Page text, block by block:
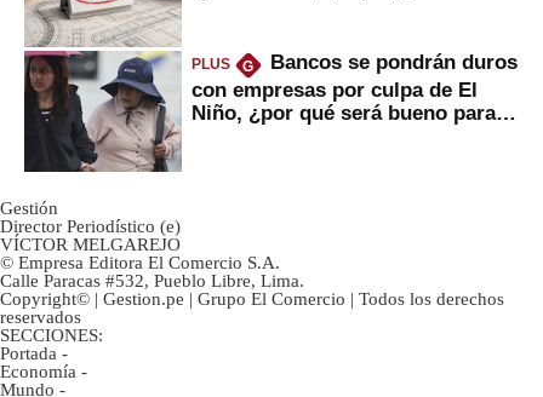
PLUS G
Bancos se pondrán duros
con empresas por culpa de El
Niño, ¿por qué será bueno para
Gestión
Director Periodístico (e)
VÍCTOR MELGAREJO
© Empresa Editora El Comercio S.A.
Calle Paracas #532, Pueblo Libre, Lima.
Copyright© | Gestion.pe | Grupo El Comercio | Todos los derechos
reservados
SECCIONES:
Portada -
Economía -
Mundo -